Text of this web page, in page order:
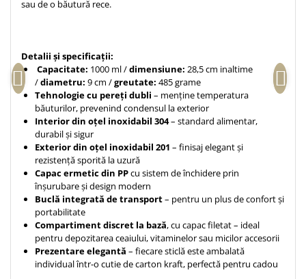
Apologetica
Dogmatica
Istoria Bisericii
Misiune
Viata crestina
Contemporaneitate
Devotional
Diverse
Lupta Spirituala
Schimbarea caracterului
Slujire
Suferinta
Viata din belsug
sau de o băutură rece.
Detalii și specificații:
Capacitate: 1000 ml /dimensiune: 28,5 cm inaltime
/diametru: 9 cm /greutate: 485 grame
Tehnologie cu pereți dubli – menține temperatura
băuturilor, prevenind condensul la exterior
Interior din oțel inoxidabil 304– standard alimentar,
durabil și sigur
Exterior din oțel inoxidabil 201 – finisaj elegant și
rezistență sporită la uzură
Capac ermetic din PPcu sistem de închidere prin
înșurubare și design modern
Buclă integrată de transport– pentru un plus de confort și
portabilitate
Compartiment discret la bază, cu capac filetat – ideal
pentru depozitarea ceaiului, vitaminelor sau micilor accesorii
Prezentare elegantă – fiecare sticlă este ambalată
individual într-o cutie de carton kraft, perfectă pentru cadou